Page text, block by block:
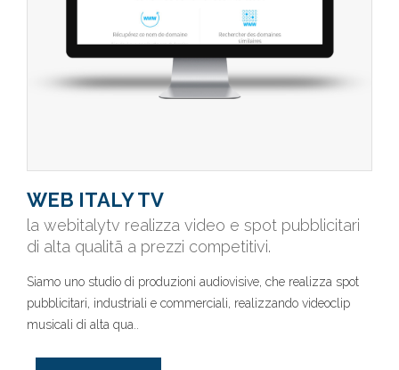
WEB ITALY TV
la webitalytv realizza video e spot pubblicitari
di alta qualitã a prezzi competitivi.
Siamo uno studio di produzioni audiovisive, che realizza spot
pubblicitari, industriali e commerciali, realizzando videoclip
musicali di alta qua..